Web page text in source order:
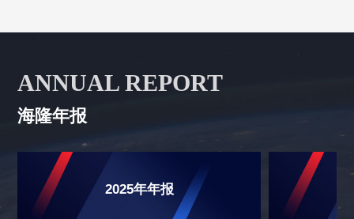
ANNUAL REPORT
海隆年报
2025年年报